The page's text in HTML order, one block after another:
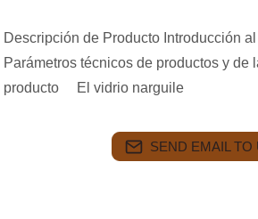
Descripción de Producto Introducción
Parámetros técnicos de productos y de
producto El vidrio narguile
SEND EMAIL TO